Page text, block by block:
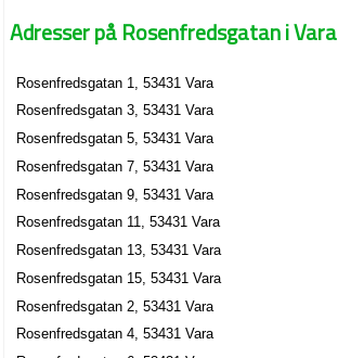
Adresser på Rosenfredsgatan i Vara
Rosenfredsgatan 1, 53431 Vara
Rosenfredsgatan 3, 53431 Vara
Rosenfredsgatan 5, 53431 Vara
Rosenfredsgatan 7, 53431 Vara
Rosenfredsgatan 9, 53431 Vara
Rosenfredsgatan 11, 53431 Vara
Rosenfredsgatan 13, 53431 Vara
Rosenfredsgatan 15, 53431 Vara
Rosenfredsgatan 2, 53431 Vara
Rosenfredsgatan 4, 53431 Vara